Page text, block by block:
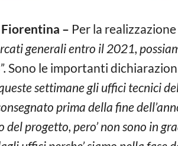
– Per la
generali entro il 2021,
Sono le importanti
settimane gli uffici tecnici
prima della fine
del progetto, pero’ non sono in